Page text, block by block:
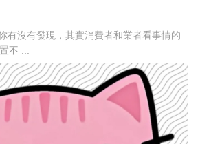
有沒有發現，其實消費者和業者看事情的
不 ...